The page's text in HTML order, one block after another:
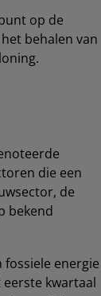
op de
behalen van
die een
de
bekend
energie
kwartaal